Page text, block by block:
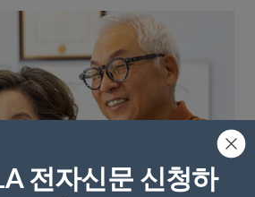
전자신문 신청하